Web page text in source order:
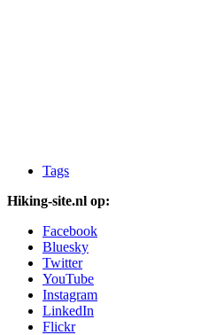
Tags
Hiking-site.nl op:
Facebook
Bluesky
Twitter
YouTube
Instagram
LinkedIn
Flickr